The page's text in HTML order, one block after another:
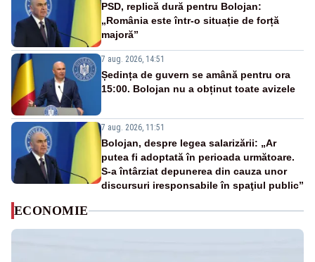
PSD, replică dură pentru Bolojan:
„România este într-o situație de forță
majoră”
7 aug. 2026, 14:51
Ședința de guvern se amână pentru ora
15:00. Bolojan nu a obținut toate avizele
7 aug. 2026, 11:51
Bolojan, despre legea salarizării: „Ar
putea fi adoptată în perioada următoare.
S-a întârziat depunerea din cauza unor
discursuri iresponsabile în spaţiul public”
ECONOMIE